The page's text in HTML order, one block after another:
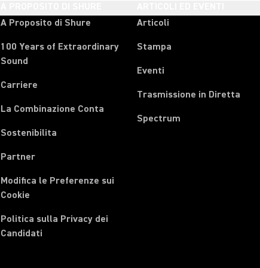
A Proposito di Shure
100 Years of Extraordinary
Sound
Carriere
La Combinazione Conta
Sostenibilita
Partner
Modifica le Preferenze sui
Cookie
Politica sulla Privacy dei
Candidati
Articoli
Stampa
Eventi
Trasmissione in Diretta
Spectrum